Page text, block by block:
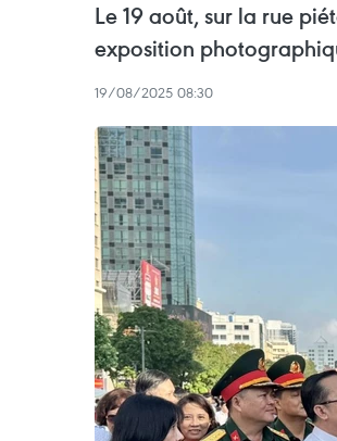
Le 19 août, sur la rue
exposition
19/08/2025 08:30